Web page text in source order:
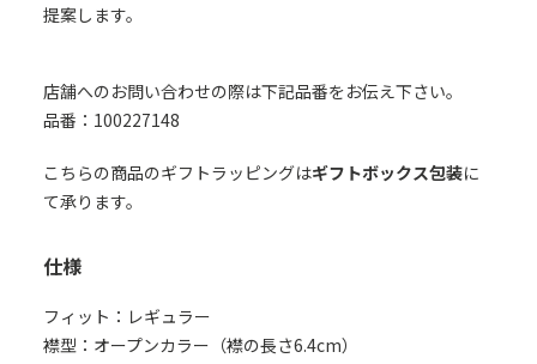
提案します。
店舗へのお問い合わせの際は下記品番をお伝え下さい。
品番：100227148
こちらの商品のギフトラッピングはギフトボックス包装に
て承ります。
仕様
フィット：レギュラー
襟型：オープンカラー（襟の長さ6.4cm）